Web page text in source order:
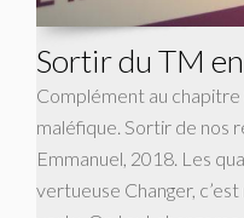
Sortir du TM
Complément au chapitre
maléfique. Sortir de nos
Emmanuel, 2018. Les
vertueuse Changer,